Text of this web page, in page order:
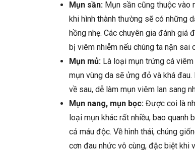
Mụn sần: Mụn sần cũng thuộc vào
khi hình thành thường sẽ có những
hồng nhẹ. Các chuyên gia đánh
bị viêm nhiễm nếu chúng ta nặn sai
Mụn mủ: Là loại mụn trứng cá viêm
mụn vùng da sẽ ửng đỏ và khá
về sau, dễ làm mụn viêm lan sang
Mụn nang, mụn bọc: Được coi là
loại mụn khác rất nhiều, bao quanh
cả máu độc. Về hình thái, chúng
cơn đau nhức vô cùng, đặc biệt khi